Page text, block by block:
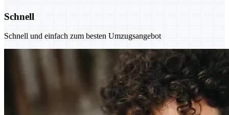
Schnell
Schnell und einfach zum besten Umzugsangebot